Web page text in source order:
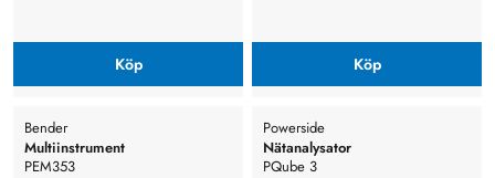
Köp Köp
Bender
Multiinstrument
PEM353
Powerside
Nätanalysator
PQube 3